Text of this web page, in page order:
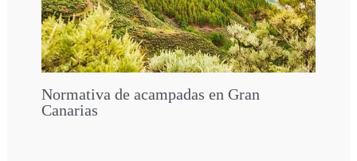
Normativa de acampadas en Gran
Canarias